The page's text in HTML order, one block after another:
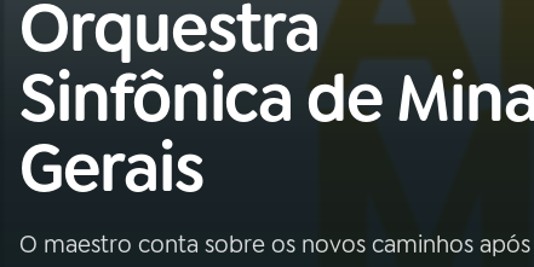
01INÍCIO
02A RÁDIO
03PROGRAMAÇÃO
04PROGRAMAS
Orquestra
Sinfônica de
Gerais
O maestro conta sobre os novos caminhos